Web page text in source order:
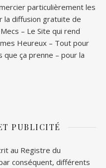
particulièrement les
la diffusion gratuite de
– Le Site qui rend
Heureux – Tout pour
que ça prenne – pour la
PUBLICITÉ
au Registre du
conséquent, différents